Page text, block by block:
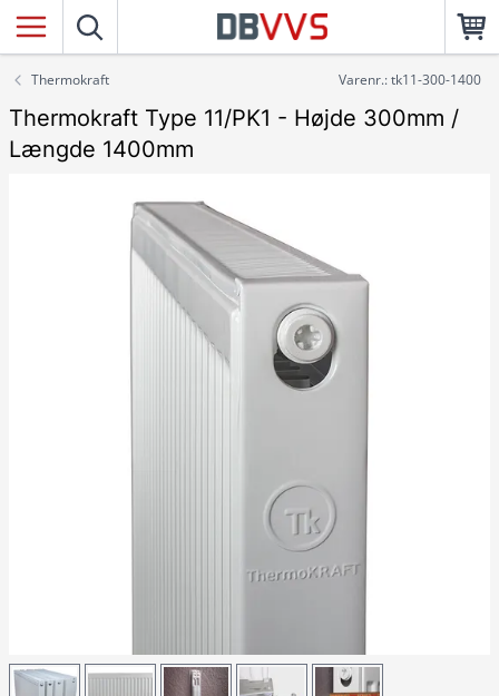
Thermokraft Varenr.: tk11-300-1400
Thermokraft Type 11/PK1 - Højde 300mm /
Længde 1400mm